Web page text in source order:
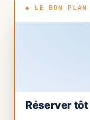
◆ LE BON PLAN
Réserver tôt